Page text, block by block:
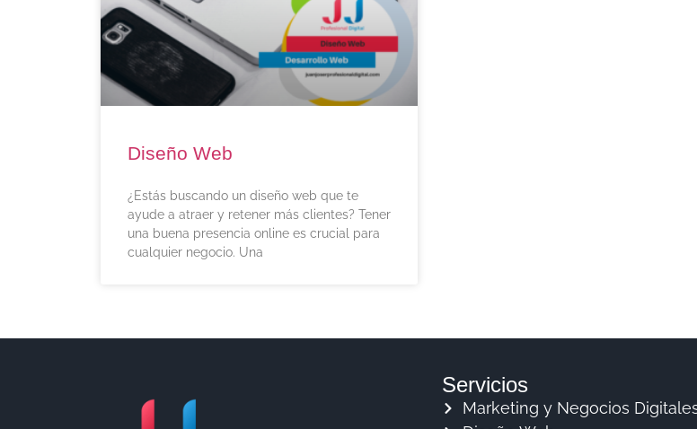
Diseño Web
¿Estás buscando un diseño web que te
ayude a atraer y retener más clientes? Tener
una buena presencia online es crucial para
cualquier negocio. Una
Servicios
Marketing y Negocios